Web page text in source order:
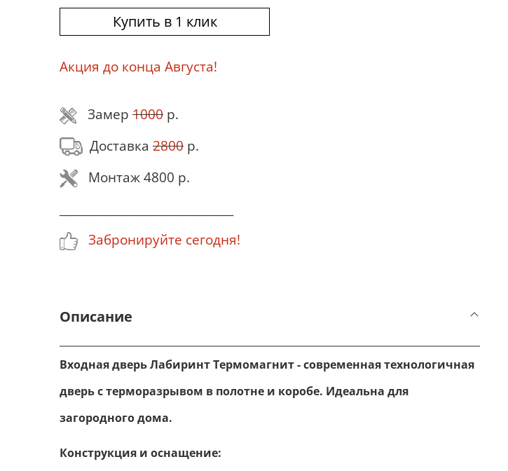
Купить в 1 клик
Акция до конца Августа!
Замер 1000 р.
Доставка 2800 р.
Монтаж 4800 р.
Забронируйте сегодня!
Описание
Входная дверь Лабиринт Термомагнит- современная технологичная
дверь с терморазрывом в полотне и коробе. Идеальна для
загородного дома.
Конструкция и оснащение: